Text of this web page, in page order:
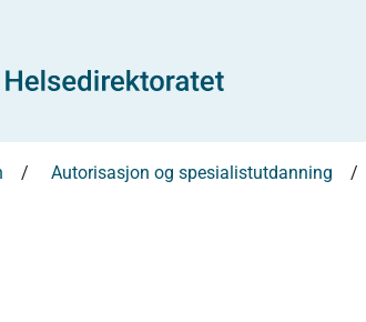
Autorisasjon og spesialistutdanning